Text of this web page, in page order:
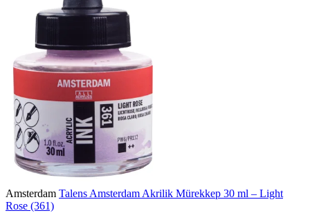
Amsterdam Talens Amsterdam Akrilik Mürekkep 30 ml – Light
Rose (361)